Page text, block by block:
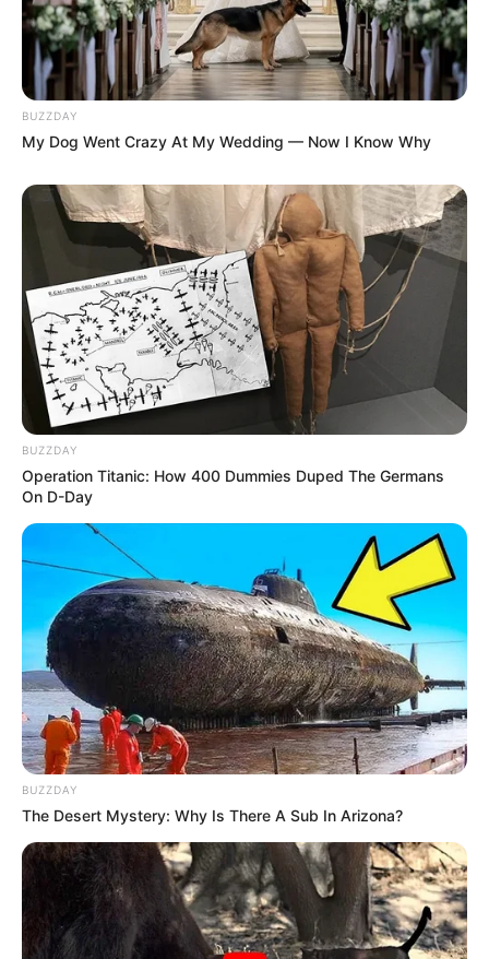
BUZZDAY
My Dog Went Crazy At My Wedding — Now I Know Why
BUZZDAY
Operation Titanic: How 400 Dummies Duped The Germans
On D-Day
BUZZDAY
The Desert Mystery: Why Is There A Sub In Arizona?